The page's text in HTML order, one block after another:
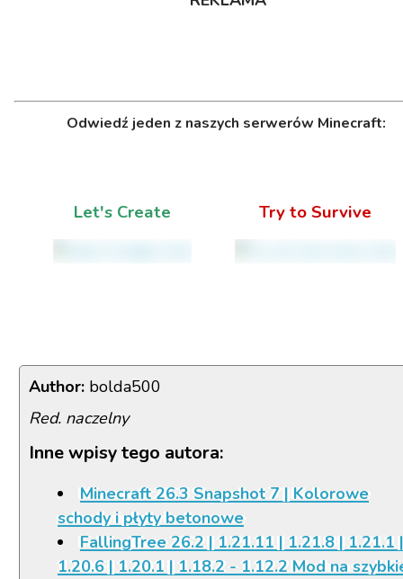
Odwiedź jeden z naszych serwerów Minecraft:
Let's Create Try to Survive
Author: bolda500
Red. naczelny
Inne wpisy tego autora:
Minecraft 26.3 Snapshot 7 | Kolorowe
schody i płyty betonowe
FallingTree 26.2 | 1.21.11 | 1.21.8 | 1.21.1 |
1.20.6 | 1.20.1 | 1.18.2 - 1.12.2 Mod na